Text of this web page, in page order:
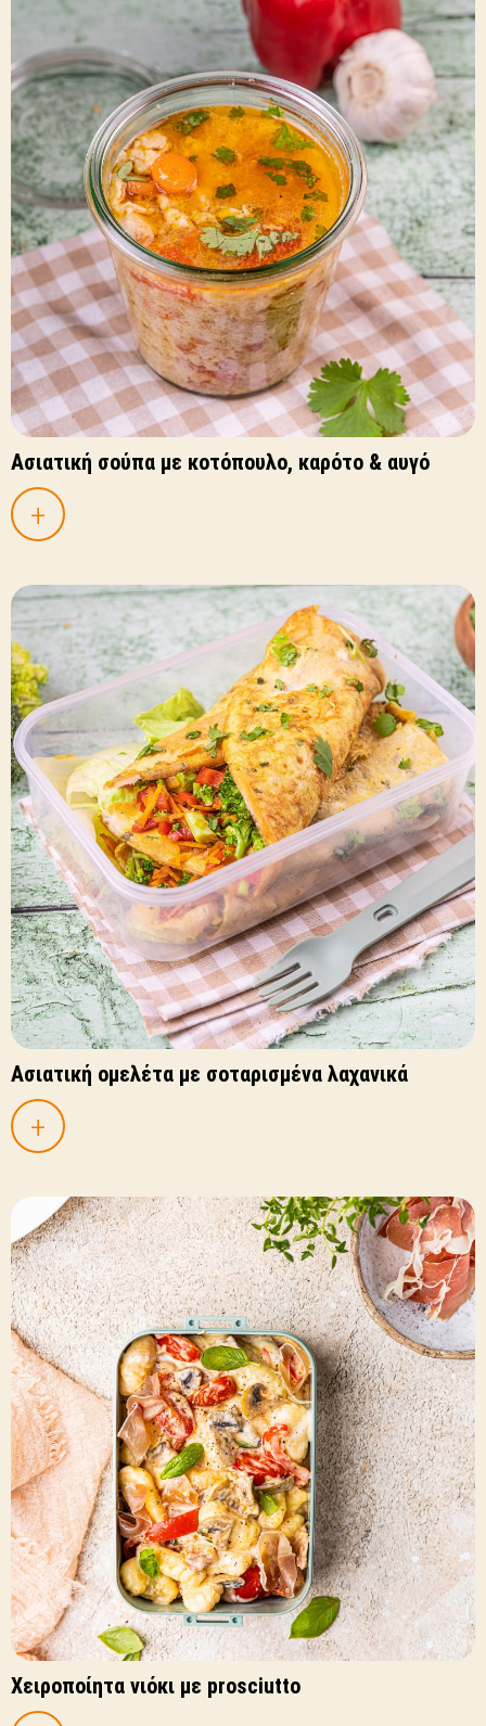
Ασιατική σούπα με κοτόπουλο, καρότο & αυγό
+
Ασιατική ομελέτα με σοταρισμένα λαχανικά
+
Χειροποίητα νιόκι με prosciutto